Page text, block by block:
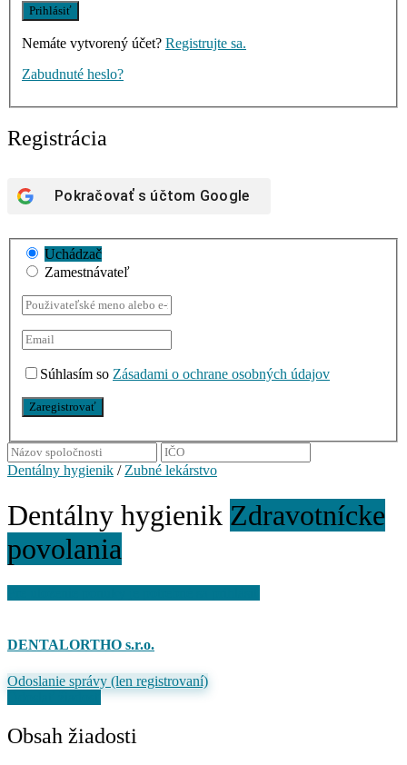
Nemáte vytvorený účet? Registrujte sa.
Zabudnuté heslo?
Registrácia
Pokračovať s účtom Google
Uchádzač
Zamestnávateľ
Súhlasím so Zásadami o ochrane osobných údajov
Dentálny hygienik / Zubné lekárstvo
Dentálny hygienik Zdravotnícke
povolania
DENTALORTHO s.r.o.
Odoslanie správy (len registrovaní)
Obsah žiadosti